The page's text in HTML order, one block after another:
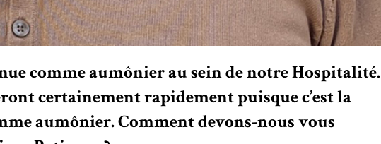
comme aumônier au sein de notre Hospitalité.
certainement rapidement puisque c’est la
aumônier. Comment devons-nous vous